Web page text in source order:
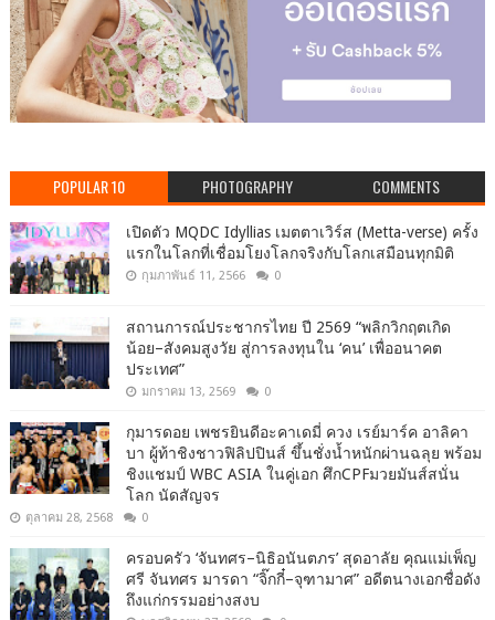
POPULAR 10 PHOTOGRAPHY COMMENTS
เปิดตัว MQDC Idyllias เมตตาเวิร์ส (Metta-verse) ครั้ง
แรกในโลกที่เชื่อมโยงโลกจริงกับโลกเสมือนทุกมิติ
กุมภาพันธ์ 11, 2566 0
สถานการณ์ประชากรไทย ปี 2569 “พลิกวิกฤตเกิด
น้อย–สังคมสูงวัย สู่การลงทุนใน ‘คน’ เพื่ออนาคต
ประเทศ”
มกราคม 13, 2569 0
กุมารดอย เพชรยินดีอะคาเดมี่ ควง เรย์มาร์ค อาลิคา
บา ผู้ท้าชิงชาวฟิลิปปินส์ ขึ้นชั่งน้ำหนักผ่านฉลุย พร้อม
ชิงแชมป์ WBC ASIA ในคู่เอก ศึกCPFมวยมันส์สนั่น
โลก นัดสัญจร
ตุลาคม 28, 2568 0
ครอบครัว ‘จันทศร–นิธิอนันตภร’ สุดอาลัย คุณแม่เพ็ญ
ศรี จันทศร มารดา “จิ๊กกี๋–จุฑามาศ” อดีตนางเอกชื่อดัง
ถึงแก่กรรมอย่างสงบ